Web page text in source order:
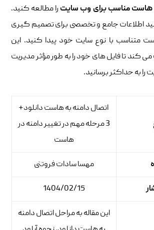
هاستمناسب برای وب سایت را مطالعه کنید.
اطلاعات جامع و تخصصی برای تصمیم گیری
متناسب با نوع سایت خود پیدا کنید. این
کند تا فایل های خود را به طور مؤثر مدیریت
به حداکثر برسانید.
اتصال دامنه به هاست دانلود+
3 مرحله مهم در تغییر دامنه در
هاست
مهسا سادات فروتنی
1404/02/15
این مقاله به مراحل اتصال دامنه